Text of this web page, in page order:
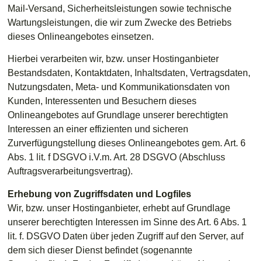
Mail-Versand, Sicherheitsleistungen sowie technische
Wartungsleistungen, die wir zum Zwecke des Betriebs
dieses Onlineangebotes einsetzen.
Hierbei verarbeiten wir, bzw. unser Hostinganbieter
Bestandsdaten, Kontaktdaten, Inhaltsdaten, Vertragsdaten,
Nutzungsdaten, Meta- und Kommunikationsdaten von
Kunden, Interessenten und Besuchern dieses
Onlineangebotes auf Grundlage unserer berechtigten
Interessen an einer effizienten und sicheren
Zurverfügungstellung dieses Onlineangebotes gem. Art. 6
Abs. 1 lit. f DSGVO i.V.m. Art. 28 DSGVO (Abschluss
Auftragsverarbeitungsvertrag).
Erhebung von Zugriffsdaten und Logfiles
Wir, bzw. unser Hostinganbieter, erhebt auf Grundlage
unserer berechtigten Interessen im Sinne des Art. 6 Abs. 1
lit. f. DSGVO Daten über jeden Zugriff auf den Server, auf
dem sich dieser Dienst befindet (sogenannte